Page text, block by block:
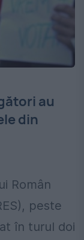
au
din
Român
peste
în turul doi